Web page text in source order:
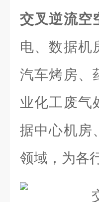
交叉逆流空
电、数据机
汽车烤房、
业化工废气
据中心机房
领域，为各